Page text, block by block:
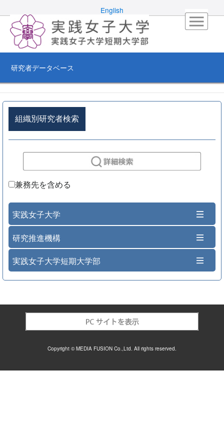
English
研究者データベース
組織別研究者検索
兼務先を含める
実践女子大学
研究推進機構
実践女子大学短期大学部
Copyright © MEDIA FUSION Co.,Ltd. All rights reserved.